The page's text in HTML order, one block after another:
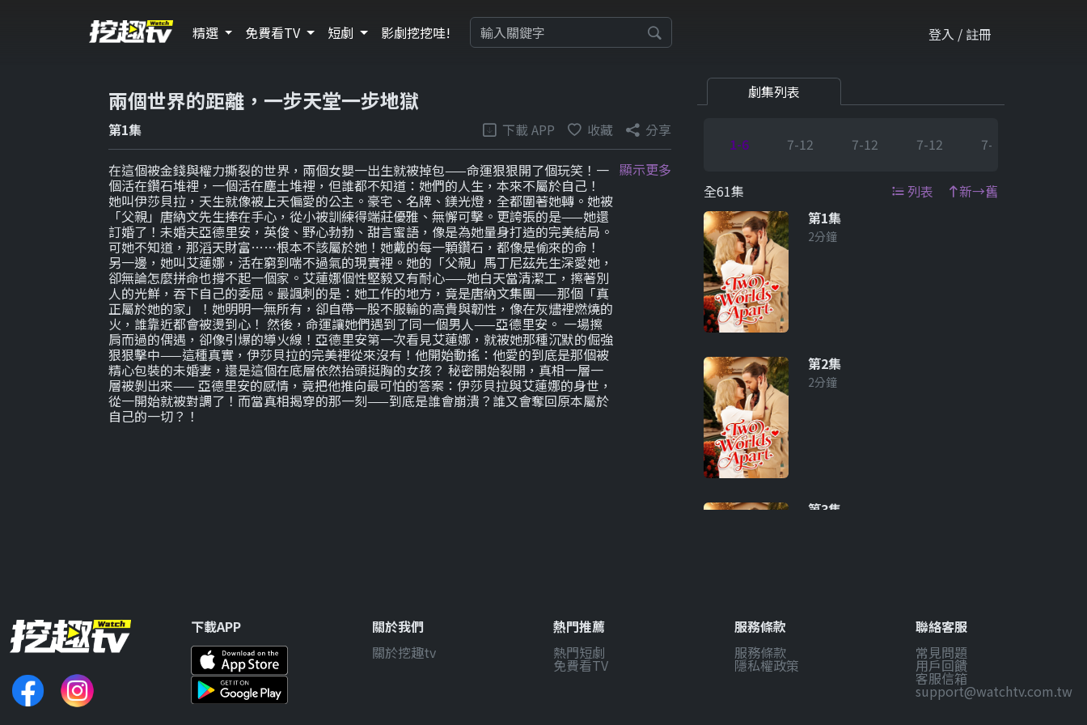
精選 免費看TV 短劇 影劇挖挖哇! 登入 / 註冊
兩個世界的距離，一步天堂一步地獄
第1集 下載 APP 收藏 分享
在這個被金錢與權力撕裂的世界，兩個女嬰一出生就被掉包——命運狠狠開了個玩笑！一
個活在鑽石堆裡，一個活在塵土堆裡，但誰都不知道：她們的人生，本來不屬於自己！
她叫伊莎貝拉，天生就像被上天偏愛的公主。豪宅、名牌、鎂光燈，全都圍著她轉。她被
「父親」唐納文先生捧在手心，從小被訓練得端莊優雅、無懈可擊。更誇張的是——她還
訂婚了！未婚夫亞德里安，英俊、野心勃勃、甜言蜜語，像是為她量身打造的完美結局。
可她不知道，那滔天財富……根本不該屬於她！她戴的每一顆鑽石，都像是偷來的命！
另一邊，她叫艾蓮娜，活在窮到喘不過氣的現實裡。她的「父親」馬丁尼茲先生深愛她，
卻無論怎麼拼命也撐不起一個家。艾蓮娜個性堅毅又有耐心——她白天當清潔工，擦著別
人的光鮮，吞下自己的委屈。最諷刺的是：她工作的地方，竟是唐納文集團——那個「真
正屬於她的家」！她明明一無所有，卻自帶一股不服輸的高貴與韌性，像在灰燼裡燃燒的
火，誰靠近都會被燙到心！ 然後，命運讓她們遇到了同一個男人——亞德里安。 一場擦
肩而過的偶遇，卻像引爆的導火線！亞德里安第一次看見艾蓮娜，就被她那種沉默的倔強
狠狠擊中——這種真實，伊莎貝拉的完美裡從來沒有！他開始動搖：他愛的到底是那個被
精心包裝的未婚妻，還是這個在底層依然抬頭挺胸的女孩？ 秘密開始裂開，真相一層一
層被剝出來—— 亞德里安的感情，竟把他推向最可怕的答案：伊莎貝拉與艾蓮娜的身世，
從一開始就被對調了！而當真相揭穿的那一刻——到底是誰會崩潰？誰又會奪回原本屬於
自己的一切？！
顯示更多
劇集列表
1-6 7-12 7-12 7-12 7-12
全61集 列表
新→舊
第1集
2分鐘
第2集
2分鐘
第3集
下載APP
關於我們
關於挖趣tv
熱門推薦
熱門短劇
免費看TV
服務條款
服務條款
隱私權政策
聯絡客服
常見問題
用戶回饋
客服信箱
support@watchtv.com.tw